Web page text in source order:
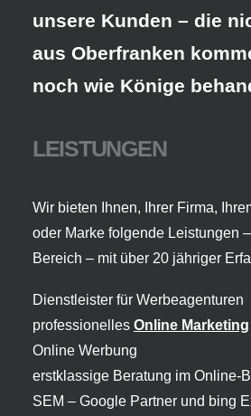
unsere Kunden – die
aus Oberfranken
noch wie Könige
LEISTUNGEN
Wir bieten Ihnen, Ihrer Firma,
oder Marke folgende Leistungen
Bereich – mit über 20 jähriger
Dienstleister für Werbeagenturen
professionelles Online Marketing
Online Werbung
erstklassige Beratung im Online-
SEM – Google Partner und bing